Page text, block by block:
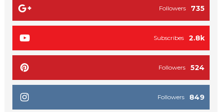
735
Followers
2.8k
Subscribes
524
Followers
849
Followers